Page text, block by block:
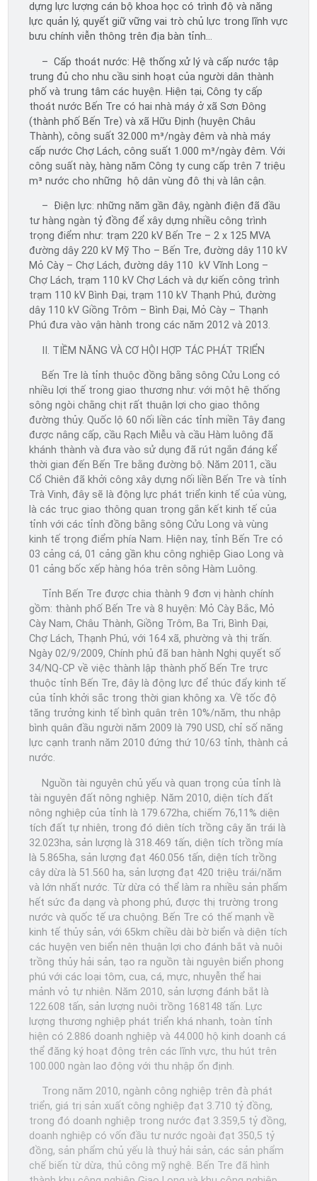
dựng lực lượng cán bộ khoa học có trình độ và năng
lực quản lý, quyết giữ vững vai trò chủ lực trong lĩnh vực
bưu chính viễn thông trên địa bàn tỉnh…
– Cấp thoát nước: Hệ thống xử lý và cấp nước tập
trung đủ cho nhu cầu sinh hoạt của người dân thành
phố và trung tâm các huyện. Hiện tại, Công ty cấp
thoát nước Bến Tre có hai nhà máy ở xã Sơn Đông
(thành phố Bến Tre) và xã Hữu Định (huyện Châu
Thành), công suất 32.000 m³/ngày đêm và nhà máy
cấp nước Chợ Lách, công suất 1.000 m³/ngày đêm. Với
công suất này, hàng năm Công ty cung cấp trên 7 triệu
m³ nước cho những hộ dân vùng đô thị và lân cận.
– Điện lực: những năm gần đây, ngành điện đã đầu
tư hàng ngàn tỷ đồng để xây dựng nhiều công trình
trọng điểm như: trạm 220 kV Bến Tre – 2 x 125 MVA
đường dây 220 kV Mỹ Tho – Bến Tre, đường dây 110 kV
Mỏ Cày – Chợ Lách, đường dây 110 kV Vĩnh Long –
Chợ Lách, trạm 110 kV Chợ Lách và dự kiến công trình
trạm 110 kV Bình Đại, trạm 110 kV Thạnh Phú, đường
dây 110 kV Giồng Trôm – Bình Đại, Mỏ Cày – Thạnh
Phú đưa vào vận hành trong các năm 2012 và 2013.
II. TIỀM NĂNG VÀ CƠ HỘI HỢP TÁC PHÁT TRIỂN
Bến Tre là tỉnh thuộc đồng bằng sông Cửu Long có
nhiều lợi thế trong giao thương như: với một hệ thống
sông ngòi chằng chịt rất thuận lợi cho giao thông
đường thủy. Quốc lộ 60 nối liền các tỉnh miền Tây đang
được nâng cấp, cầu Rạch Miễu và cầu Hàm luông đã
khánh thành và đưa vào sử dụng đã rút ngắn đáng kể
thời gian đến Bến Tre bằng đường bộ. Năm 2011, cầu
Cổ Chiên đã khởi công xây dựng nối liền Bến Tre và tỉnh
Trà Vinh, đây sẽ là động lực phát triển kinh tế của vùng,
là các trục giao thông quan trọng gắn kết kinh tế của
tỉnh với các tỉnh đồng bằng sông Cửu Long và vùng
kinh tế trọng điểm phía Nam. Hiện nay, tỉnh Bến Tre có
03 cảng cá, 01 cảng gần khu công nghiệp Giao Long và
01 cảng bốc xếp hàng hóa trên sông Hàm Luông.
Tỉnh Bến Tre được chia thành 9 đơn vị hành chính
gồm: thành phố Bến Tre và 8 huyện: Mỏ Cày Bắc, Mỏ
Cày Nam, Châu Thành, Giồng Trôm, Ba Tri, Bình Đại,
Chợ Lách, Thạnh Phú, với 164 xã, phường và thị trấn.
Ngày 02/9/2009, Chính phủ đã ban hành Nghị quyết số
34/NQ-CP về việc thành lập thành phố Bến Tre trực
thuộc tỉnh Bến Tre, đây là động lực để thúc đẩy kinh tế
của tỉnh khởi sắc trong thời gian không xa. Về tốc độ
tăng trưởng kinh tế bình quân trên 10%/năm, thu nhập
bình quân đầu người năm 2009 là 790 USD, chỉ số năng
lực cạnh tranh năm 2010 đứng thứ 10/63 tỉnh, thành cả
nước.
Nguồn tài nguyên chủ yếu và quan trọng của tỉnh là
tài nguyên đất nông nghiệp. Năm 2010, diện tích đất
nông nghiệp của tỉnh là 179.672ha, chiếm 76,11% diện
tích đất tự nhiên, trong đó diên tích trồng cây ăn trái là
32.023ha, sản lượng là 318.469 tấn, diện tích trồng mía
là 5.865ha, sản lượng đạt 460.056 tấn, diện tích trồng
cây dừa là 51.560 ha, sản lượng đạt 420 triệu trái/năm
và lớn nhất nước. Từ dừa có thể làm ra nhiều sản phẩm
hết sức đa dạng và phong phú, được thị trường trong
nước và quốc tế ưa chuộng. Bến Tre có thế mạnh về
kinh tế thủy sản, với 65km chiều dài bờ biển và diện tích
các huyện ven biển nên thuận lợi cho đánh bắt và nuôi
trồng thủy hải sản, tạo ra nguồn tài nguyên biển phong
phú với các loại tôm, cua, cá, mực, nhuyễn thể hai
mảnh vỏ tự nhiên. Năm 2010, sản lượng đánh bắt là
122.608 tấn, sản lượng nuôi trồng 168148 tấn. Lực
lượng thương nghiệp phát triển khá nhanh, toàn tỉnh
hiện có 2.886 doanh nghiệp và 44.000 hộ kinh doanh cá
thể đăng ký hoạt động trên các lĩnh vực, thu hút trên
100.000 ngàn lao động với thu nhập ổn định.
Trong năm 2010, ngành công nghiệp trên đà phát
triển, giá trị sản xuất công nghiệp đạt 3.710 tỷ đồng,
trong đó doanh nghiệp trong nước đạt 3.359,5 tỷ đồng,
doanh nghiệp có vốn đầu tư nước ngoài đạt 350,5 tỷ
đồng, sản phẩm chủ yếu là thuỷ hải sản, các sản phẩm
chế biến từ dừa, thủ công mỹ nghệ. Bến Tre đã hình